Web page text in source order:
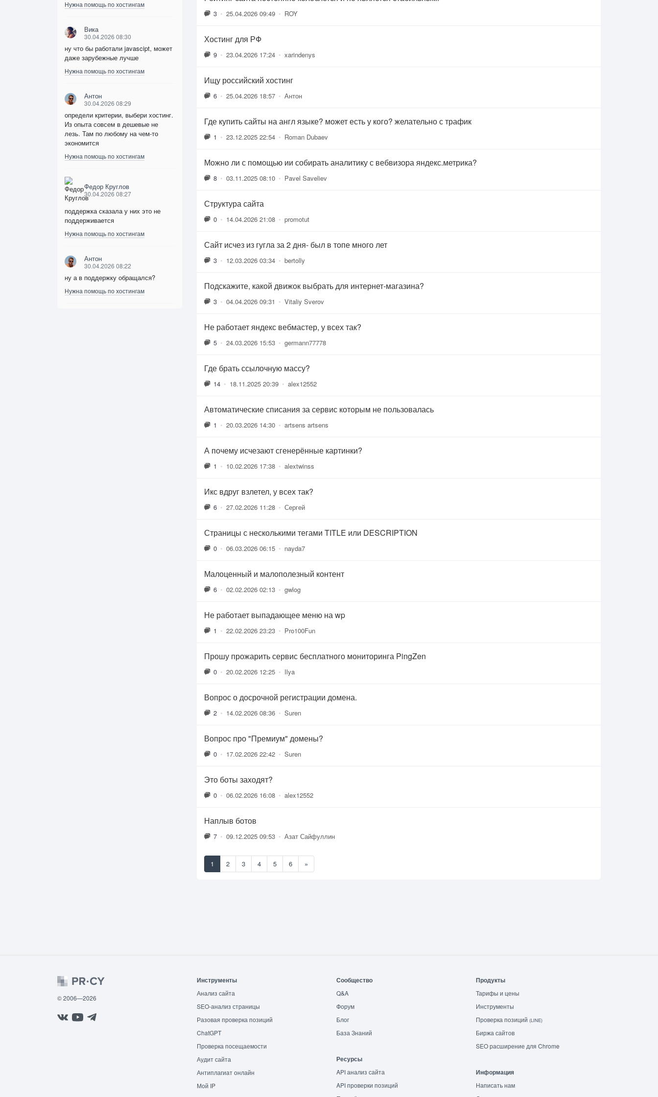
Нужна помощь по хостингам
Вика
30.04.2026 08:30
ну что бы работали javascipt, может
даже зарубежные лучше
Нужна помощь по хостингам
Антон
30.04.2026 08:29
определи критерии, выбери хостинг.
Из опыта совсем в дешевые не
лезь. Там по любому на чем-то
экономится
Нужна помощь по хостингам
Федор Круглов
30.04.2026 08:27
поддержка сказала у них это не
поддерживается
Нужна помощь по хостингам
Антон
30.04.2026 08:22
ну а в поддержку обращался?
Нужна помощь по хостингам
3 • 25.04.2026 09:49 • ROY
Хостинг для РФ
9 • 23.04.2026 17:24 • xarindenys
Ищу российский хостинг
6 • 25.04.2026 18:57 • Антон
Где купить сайты на англ языке? может есть у кого? желательно с трафик
1 • 23.12.2025 22:54 • Roman Dubaev
Можно ли с помощью ии собирать аналитику с вебвизора яндекс.метрика?
8 • 03.11.2025 08:10 • Pavel Saveliev
Структура сайта
0 • 14.04.2026 21:08 • promotut
Сайт исчез из гугла за 2 дня- был в топе много лет
3 • 12.03.2026 03:34 • bertolly
Подскажите, какой движок выбрать для интернет-магазина?
3 • 04.04.2026 09:31 • Vitaliy Sverov
Не работает яндекс вебмастер, у всех так?
5 • 24.03.2026 15:53 • germann77778
Где брать ссылочную массу?
14 • 18.11.2025 20:39 • alex12552
Автоматические списания за сервис которым не пользовалась
1 • 20.03.2026 14:30 • artsens artsens
А почему исчезают сгенерённые картинки?
1 • 10.02.2026 17:38 • alextwinss
Икс вдруг взлетел, у всех так?
6 • 27.02.2026 11:28 • Сергей
Страницы с несколькими тегами TITLE или DESCRIPTION
0 • 06.03.2026 06:15 • nayda7
Малоценный и малополезный контент
6 • 02.02.2026 02:13 • gwlog
Не работает выпадающее меню на wp
1 • 22.02.2026 23:23 • Pro100Fun
Прошу прожарить сервис бесплатного мониторинга PingZen
0 • 20.02.2026 12:25 • Ilya
Вопрос о досрочной регистрации домена.
2 • 14.02.2026 08:36 • Suren
Вопрос про "Премиум" домены?
0 • 17.02.2026 22:42 • Suren
Это боты заходят?
0 • 06.02.2026 16:08 • alex12552
Наплыв ботов
7 • 09.12.2025 09:53 • Азат Сайфуллин
1 2 3 4 5 6 »
© 2006—2026
Инструменты
Анализ сайта
SEO-анализ страницы
Разовая проверка позиций
ChatGPT
Проверка посещаемости
Аудит сайта
Антиплагиат онлайн
Мой IP
Сообщество
Q&A
Форум
Блог
База Знаний
Ресурсы
API анализ сайта
API проверки позиций
Продукты
Тарифы и цены
Инструменты
Проверка позиций (LINE)
Биржа сайтов
SEO расширение для Chrome
Информация
Написать нам